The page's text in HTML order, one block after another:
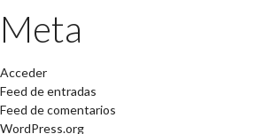
Meta
Acceder
Feed de entradas
Feed de comentarios
WordPress.org